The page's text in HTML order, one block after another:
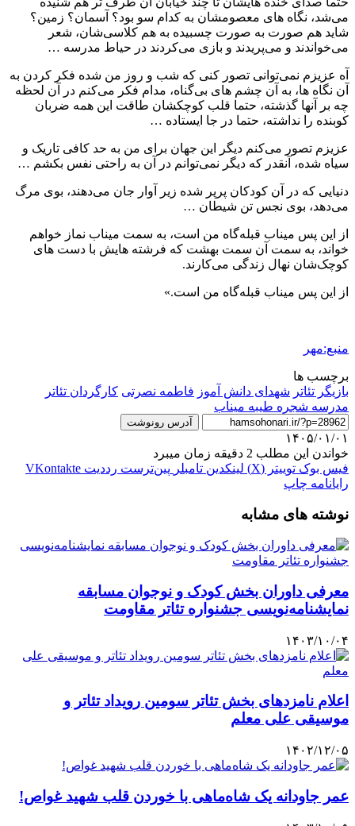
می‌شد، نگاه های معصومشان به کدام سو بود؟ آسمان؟ زمین؟
شاید هم صورت به صورت چسبیده به هم کلاسی‌شان، شعر
می‌خواندند و می‌پریدند و بازی می‌کردند در حیاط مدرسه …
آه عزیزم نمی‌توانی تصور کنی که شب و روز من شده فکر کردن به
آن نگاه ها، به آن چشم های بی‌گناه، مدام فکر می‌کنم در آن لحظه
چه بر آنها گذشته، حتما قلب کوچکشان طاقت این همه ضربان
کوبنده را نداشته، حتما در جا ایستاده …
عزیزم تصور می‌کنم دیگر این جهان برای من به حد کافی تاریک و
سیاه شده، آنقدر که دیگر نمی‌توانم در آن به راحتی نفس بکشم …
دنیایی که در آن کودکان پرپر شده زیر آوار جان می‌دهند، بوی مرگ
می‌دهد، بوی نجس تن شیطان …
از این پس میناب قبله‌گاه من است، به سمت میناب نماز خواهم
خواند، به سمت آن سمت بهشت که فرشته هایش با دست های
کوچک‌شان نهال زندگی می‌کارند.
از این پس میناب قبله‌گاه من است.»
منبع:مهر
برچسب ها
بازیگر تئاتر شهدای دانش آموز فاطمه نصرتی کارگردان تئاتر
مدرسه شجره طیبه میناب
آدرس رونوشت
۱۴۰۵/۰۱/۰۱
خواندن این مطلب 2 دقیقه زمان میبرد
فیس بوک توییتر (X) لینکدین ‫تامبلر ‫پین‌ترست ‫رددیت ‫VKontakte
رایانامه چاپ
نوشته های مشابه
معرفی داوران بخش کودک و نوجوان مسابقه
نمایشنامه‌نویسی جشنواره تئاتر مقاومت
۱۴۰۳/۱۰/۰۴
اعلام نامزدهای بخش تئاتر سومین رویداد تئاتر و
موسیقی علی معلم
۱۴۰۲/۱۲/۰۵
عمر جاودانه یک شاه‌ماهی با خوردن قلب شهید غواص!